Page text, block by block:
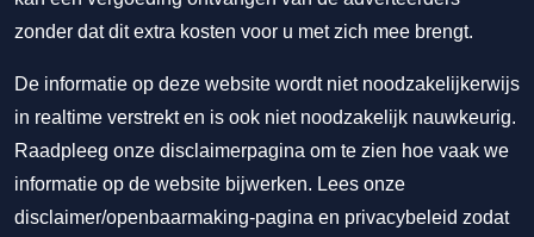
zonder dat dit extra kosten voor u met zich mee brengt.
De informatie op deze website wordt niet noodzakelijkerwijs
in realtime verstrekt en is ook niet noodzakelijk nauwkeurig.
Raadpleeg onze disclaimerpagina om te zien hoe vaak we
informatie op de website bijwerken. Lees onze
disclaimer/openbaarmaking-pagina en privacybeleid zodat